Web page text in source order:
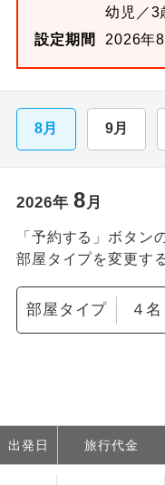
幼児／3
設定期間
2026年
8月 9月
2026年 8月
「予約する」ボタン
部屋タイプを変更す
部屋タイプ
出発日 旅行代金